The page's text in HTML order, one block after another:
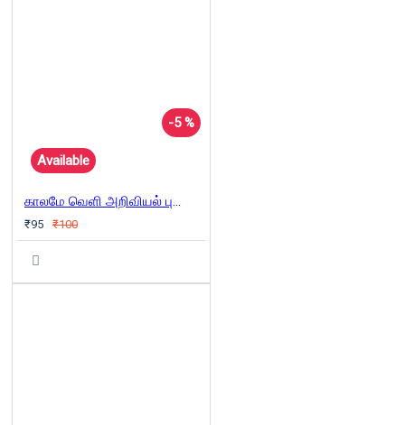
-5 %
Available
காலமே வெளி அறிவியல் புனைகதைகள்
₹95 ₹100